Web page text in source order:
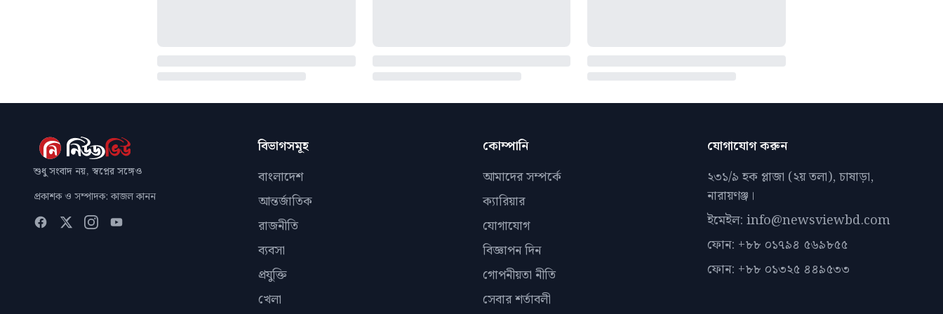
শুধু সংবাদ নয়, স্বপ্নের সঙ্গেও
প্রকাশক ও সম্পাদক: কাজল কানন
বিভাগসমূহ
বাংলাদেশ
আন্তর্জাতিক
রাজনীতি
ব্যবসা
প্রযুক্তি
খেলা
কোম্পানি
আমাদের সম্পর্কে
ক্যারিয়ার
যোগাযোগ
বিজ্ঞাপন দিন
গোপনীয়তা নীতি
সেবার শর্তাবলী
যোগাযোগ করুন
২৩১/৯ হক প্লাজা (২য় তলা), চাষাড়া,
নারায়ণঞ্জ।
ইমেইল: info@newsviewbd.com
ফোন: +৮৮ ০১৭৯৪ ৫৬৯৮৫৫
ফোন: +৮৮ ০১৩২৫ ৪৪৯৫৩৩